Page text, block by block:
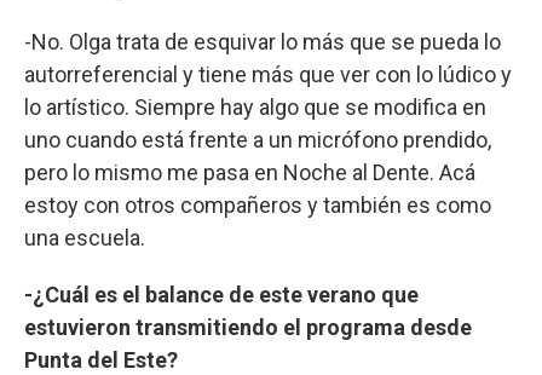
-No. Olga trata de esquivar lo más que se pueda lo
autorreferencial y tiene más que ver con lo lúdico y
lo artístico. Siempre hay algo que se modifica en
uno cuando está frente a un micrófono prendido,
pero lo mismo me pasa en Noche al Dente. Acá
estoy con otros compañeros y también es como
una escuela.
-¿Cuál es el balance de este verano que
estuvieron transmitiendo el programa desde
Punta del Este?